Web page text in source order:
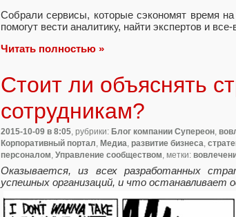
Собрали сервисы, которые сэкономят время на
помогут вести аналитику, найти экспертов и все-
Читать полностью »
Стоит ли объяснять
сотрудникам?
2015-10-09 в 8:05, рубрики: Блог компании Супереон,
Корпоративный портал, Медиа, развитие бизнеса,
персоналом, Управление сообществом, метки:
Оказывается, из всех разработанных
успешных организаций, и что останавливает